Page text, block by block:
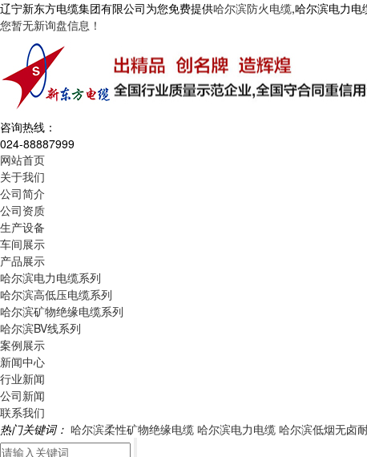
辽宁新东方电缆集团有限公司为您免费提供哈尔滨防火电缆,哈尔滨电力电
您暂无新询盘信息！
咨询热线：
024-88887999
网站首页
关于我们
公司简介
公司资质
生产设备
车间展示
产品展示
哈尔滨电力电缆系列
哈尔滨高低压电缆系列
哈尔滨矿物绝缘电缆系列
哈尔滨BV线系列
案例展示
新闻中心
行业新闻
公司新闻
联系我们
热门关键词： 哈尔滨柔性矿物绝缘电缆 哈尔滨电力电缆 哈尔滨低烟无卤